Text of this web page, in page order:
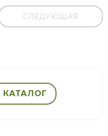
СЛЕДУЮЩАЯ
КАТАЛОГ